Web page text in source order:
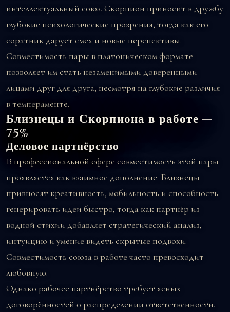
интеллектуальный союз. Скорпион приносит в дружбу
глубокие психологические прозрения, тогда как его
соратник дарует смех и новые перспективы.
Совместимость пары в платоническом формате
позволяет им стать незаменимыми доверенными
лицами друг для друга, несмотря на глубокие различия
в темпераменте.
Близнецы и Скорпиона в работе —
75%
Деловое партнёрство
В профессиональной сфере совместимость этой пары
проявляется как взаимное дополнение. Близнецы
привносят креативность, мобильность и способность
генерировать идеи быстро, тогда как партнёр из
водной стихии добавляет стратегический анализ,
интуицию и умение видеть скрытые подвохи.
Совместимость союза в работе часто превосходит
любовную.
Однако рабочее партнёрство требует ясных
договорённостей о распределении ответственности.